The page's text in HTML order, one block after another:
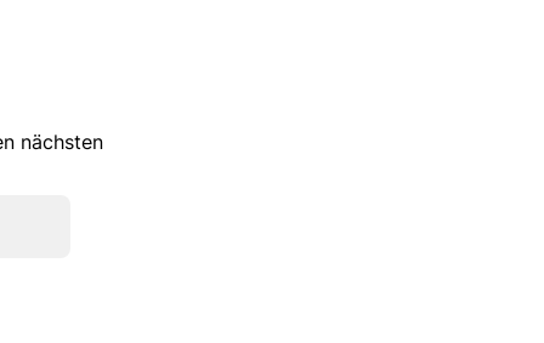
nächsten